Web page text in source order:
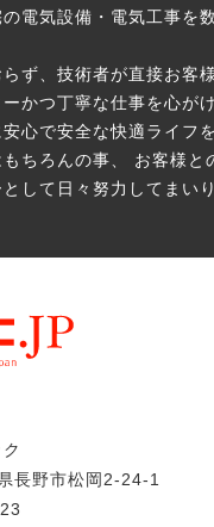
電気設備・電気工事を
ず、技術者が直接お客
かつ丁寧な仕事を心が
心で安全な快適ライフ
ちろんの事、
お客様と
して日々努力してまい
長野市松岡2-24-1